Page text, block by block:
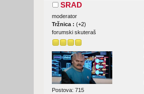
SRAD
moderator
Tržnica :(+2)
forumski skuteraš
Postova: 715